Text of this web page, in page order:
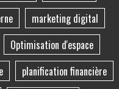
marketing digital
Optimisation d'espace
planification financière